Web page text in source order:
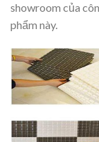
showroom của
phẩm này.